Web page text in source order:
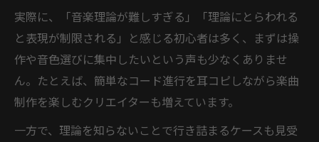
実際に、「音楽理論が難しすぎる」「理論にとらわれる
と表現が制限される」と感じる初心者は多く、まずは操
作や音色選びに集中したいという声も少なくありませ
ん。たとえば、簡単なコード進行を耳コピしながら楽曲
制作を楽しむクリエイターも増えています。
一方で、理論を知らないことで行き詰まるケースも見受